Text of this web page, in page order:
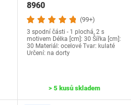
8960
(99+)
3 spodní části - 1 plochá, 2 s
motivem Délka [cm]: 30 Šířka [cm]:
30 Materiál: ocelové Tvar: kulaté
Určení: na dorty
> 5 kusů skladem